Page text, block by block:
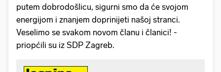
putem dobrodošlicu, sigurni smo da će svojom
energijom i znanjem doprinijeti našoj stranci.
Veselimo se svakom novom članu i članici! -
priopćili su iz SDP Zagreb.